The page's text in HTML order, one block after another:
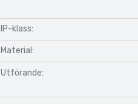
IP-klass:
Material:
Utförande: